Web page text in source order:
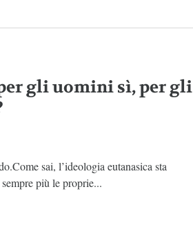
gli uomini sì, per gli
sai, l’ideologia eutanasica sta
più le proprie...